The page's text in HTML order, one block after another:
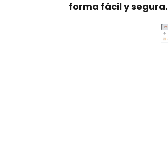
forma fácil y segura.